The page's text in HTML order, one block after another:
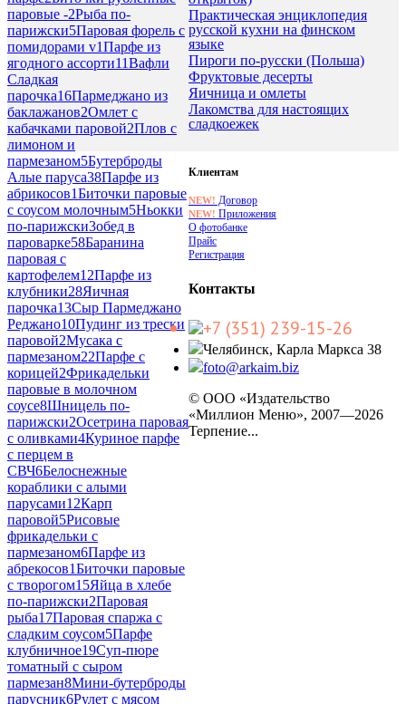
паровые -2Рыба по-
парижски5Паровая форель с
помидорами v1Парфе из
ягодного ассорти11Вафли
Сладкая
парочка16Пармеджано из
баклажанов2Омлет с
кабачками паровой2Плов с
лимоном и
пармезаном5Бутерброды
Алые паруса38Парфе из
абрикосов1Биточки паровые
с соусом молочным5Ньокки
по-парижски3обед в
пароварке58Баранина
паровая с
картофелем12Парфе из
клубники28Яичная
парочка13Сыр Пармеджано
Реджано10Пудинг из трески
паровой2Мусака с
пармезаном22Парфе с
корицей2Фрикадельки
паровые в молочном
соусе8Шницель по-
парижски2Осетрина паровая
с оливками4Куриное парфе
с перцем в
СВЧ6Белоснежные
кораблики с алыми
парусами12Карп
паровой5Рисовые
фрикадельки с
пармезаном6Парфе из
абрекосов1Биточки паровые
с творогом15Яйца в хлебе
по-парижски2Паровая
рыба17Паровая спаржа с
сладким соусом5Парфе
клубничное19Суп-пюре
томатный с сыром
пармезан8Мини-бутерброды
парусник6Рулет с мясом
Практическая энциклопедия
русской кухни на финском
языке
Пироги по-русски (Польша)
Фруктовые десерты
Яичница и омлеты
Лакомства для настоящих
сладкоежек
Клиентам
NEW! Договор
NEW! Приложения
О фотобанке
Прайс
Регистрация
Контакты
+7 (351) 239-15-26
Челябинск, Карла Маркса 38
foto@arkaim.biz
© ООО «Издательство
«Миллион Меню», 2007—2026
Терпение...